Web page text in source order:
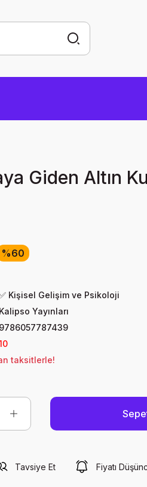
Giden Altın
%60
Kişisel Gelişim ve Psikoloji
Kalipso Yayınları
9786057787439
taksitlerle!
Tavsiye Et Fiyatı